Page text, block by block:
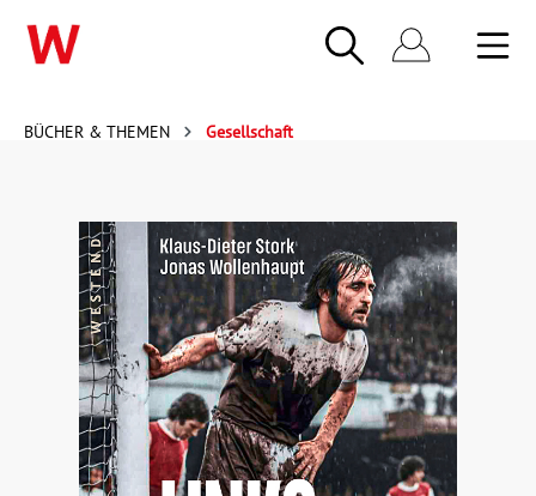
BÜCHER & THEMEN Gesellschaft